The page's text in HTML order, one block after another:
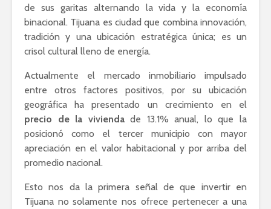
de sus garitas alternando la vida y la economía
binacional. Tijuana es ciudad que combina innovación,
tradición y una ubicación estratégica única; es un
crisol cultural lleno de energía.
Actualmente el mercado inmobiliario impulsado
entre otros factores positivos, por su ubicación
geográfica ha presentado un crecimiento en el
precio de la viviendade 13.1% anual, lo que la
posicionó como el tercer municipio con mayor
apreciación en el valor habitacional y por arriba del
promedio nacional.
Esto nos da la primera señal de que invertir en
Tijuana no solamente nos ofrece pertenecer a una